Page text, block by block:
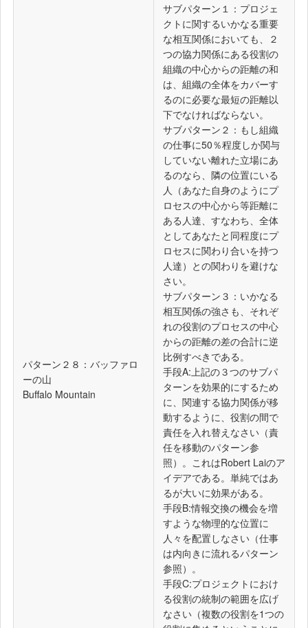
パターン２８：バッファロ
ーの山
Buffalo Mountain
サブパターン１：プロジェ
クトに関するいかなる重要
な相互関係においても、２
つの協力関係にある役割の
組織の中心からの距離の和
は、組織の全体をカバーす
るのに必要な最短の距離以
下でなければならない。
サブパターン２：もし組織
の仕事に50％程度しか関与
していない離れた立場にあ
るのなら、隣の位置にいる
人（あなた自身のようにプ
ロセスの中心から等距離に
ある人達、すなわち、全体
としてあなたと同程度にプ
ロセスに関わり合いを持つ
人達）との関わりを避けな
さい。
サブパターン３：いかなる
相互関係の強さも、それぞ
れの役割のプロセスの中心
からの距離の差の合計に逆
比例すべきである。
手段A:上記の３つのサブパ
ターンを効果的にするため
に、関連する協力関係が移
動するように、役割の間で
責任を入れ替えなさい（責
任を移動のパターン参
照）。これはRobert Laiのア
イデアである。単純ではあ
るが大いに効果がある。
手段B:情報交換の機会を増
すような物理的な位置に
人々を配置しなさい（仕事
は内向きに流れるパターン
参照）。
手段C:プロジェクトにおけ
る役割の統制の範囲を広げ
なさい（複数の役割を1つの